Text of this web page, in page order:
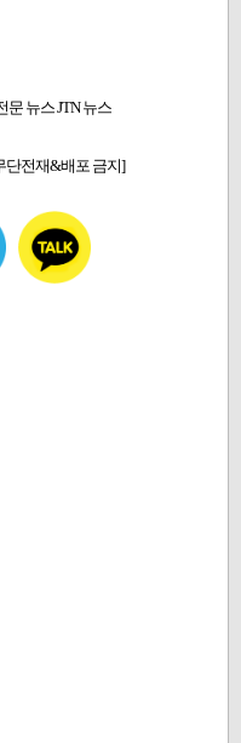
문 뉴스 JTN 뉴스
단전재&배포 금지]